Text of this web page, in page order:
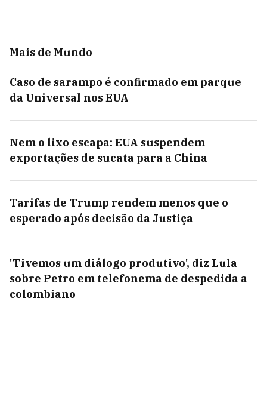
Mais de Mundo
Caso de sarampo é confirmado em parque
da Universal nos EUA
Nem o lixo escapa: EUA suspendem
exportações de sucata para a China
Tarifas de Trump rendem menos que o
esperado após decisão da Justiça
'Tivemos um diálogo produtivo', diz Lula
sobre Petro em telefonema de despedida a
colombiano